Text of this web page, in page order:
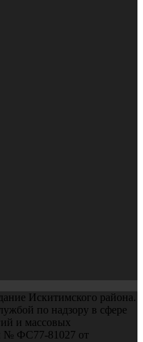
Искитимского района.
по надзору в сфере
и массовых
№ ФС77-81027 от